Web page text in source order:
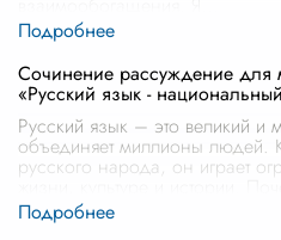
Сочинение рассуждение для
«Русский язык -
Русский язык – это великий и
объединяет миллионы людей.
русского народа, он играет